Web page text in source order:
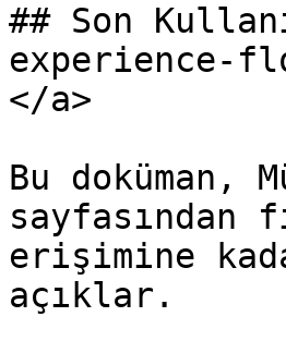
## Son
experience-
</a>
Bu doküman,
erişimine
açıklar.